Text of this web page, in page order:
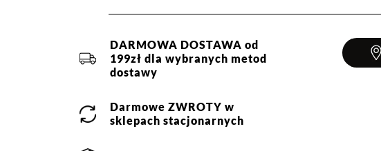
DARMOWA DOSTAWA od
199zł dla wybranych metod
dostawy
Darmowe ZWROTY w
sklepach stacjonarnych